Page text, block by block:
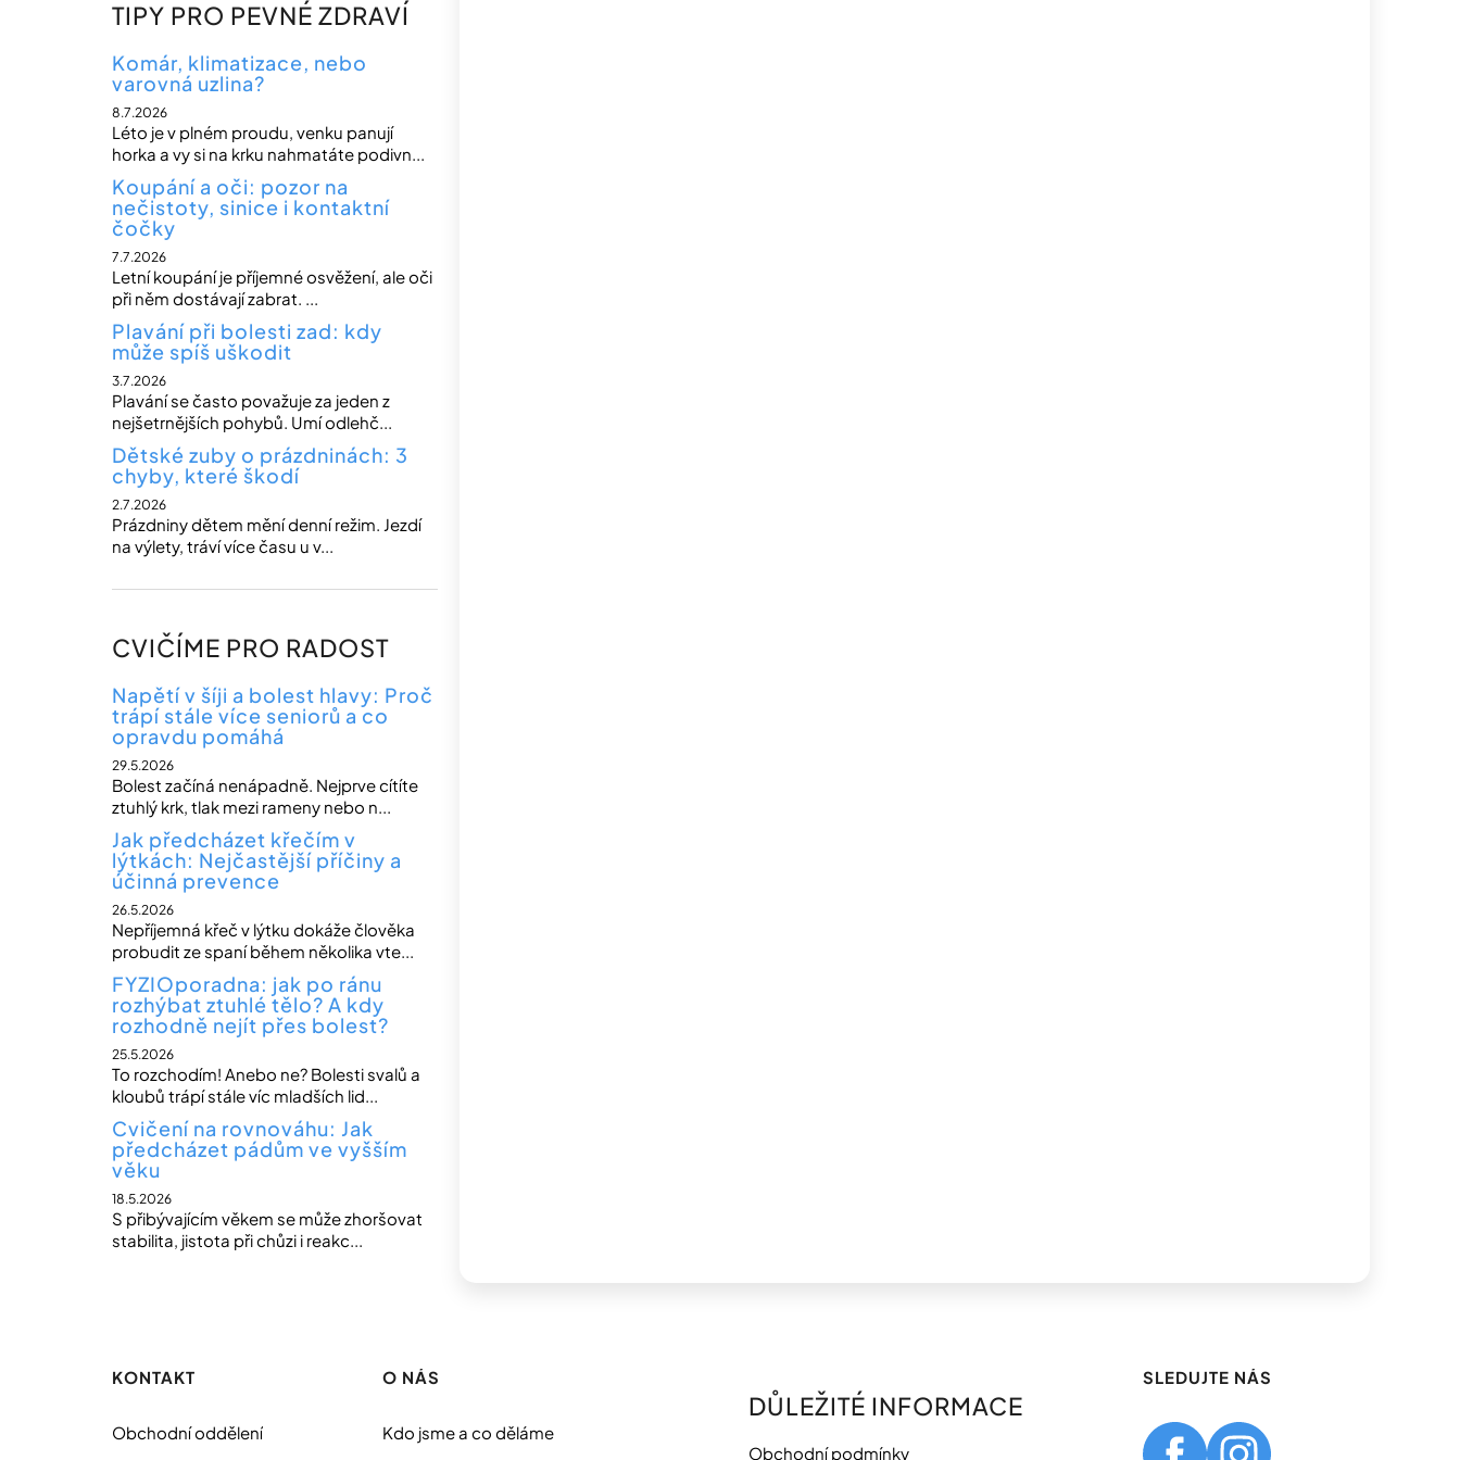
TIPY PRO PEVNÉ ZDRAVÍ
Komár, klimatizace, nebo
varovná uzlina?
8.7.2026
Léto je v plném proudu, venku panují
horka a vy si na krku nahmatáte podivn...
Koupání a oči: pozor na
nečistoty, sinice i kontaktní
čočky
7.7.2026
Letní koupání je příjemné osvěžení, ale oči
při něm dostávají zabrat. ...
Plavání při bolesti zad: kdy
může spíš uškodit
3.7.2026
Plavání se často považuje za jeden z
nejšetrnějších pohybů. Umí odlehč...
Dětské zuby o prázdninách: 3
chyby, které škodí
2.7.2026
Prázdniny dětem mění denní režim. Jezdí
na výlety, tráví více času u v...
CVIČÍME PRO RADOST
Napětí v šíji a bolest hlavy: Proč
trápí stále více seniorů a co
opravdu pomáhá
29.5.2026
Bolest začíná nenápadně. Nejprve cítíte
ztuhlý krk, tlak mezi rameny nebo n...
Jak předcházet křečím v
lýtkách: Nejčastější příčiny a
účinná prevence
26.5.2026
Nepříjemná křeč v lýtku dokáže člověka
probudit ze spaní během několika vte...
FYZIOporadna: jak po ránu
rozhýbat ztuhlé tělo? A kdy
rozhodně nejít přes bolest?
25.5.2026
To rozchodím! Anebo ne? Bolesti svalů a
kloubů trápí stále víc mladších lid...
Cvičení na rovnováhu: Jak
předcházet pádům ve vyšším
věku
18.5.2026
S přibývajícím věkem se může zhoršovat
stabilita, jistota při chůzi i reakc...
KONTAKT
Obchodní oddělení
O NÁS
Kdo jsme a co děláme
DŮLEŽITÉ INFORMACE
Obchodní podmínky
SLEDUJTE NÁS